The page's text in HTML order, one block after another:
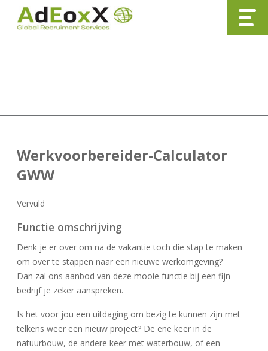
Werkvoorbereider-Calculator
GWW
Vervuld
Functie omschrijving
Denk je er over om na de vakantie toch die stap te maken
om over te stappen naar een nieuwe werkomgeving?
Dan zal ons aanbod van deze mooie functie bij een fijn
bedrijf je zeker aanspreken.
Is het voor jou een uitdaging om bezig te kunnen zijn met
telkens weer een nieuw project? De ene keer in de
natuurbouw, de andere keer met waterbouw, of een